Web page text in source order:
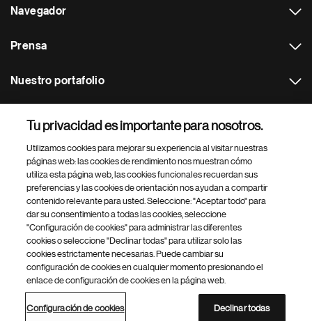
Navegador
Prensa
Nuestro portafolio
Footer Site Search
inferior
del
© 2026 Novartis AG
Política de privacidad Términos de uso
Accesibilidad
Configuración de cookies
Mapa del sitio
Tu privacidad es importante para nosotros.
Utilizamos cookies para mejorar su experiencia al visitar nuestras
páginas web: las cookies de rendimiento nos muestran cómo
utiliza esta página web, las cookies funcionales recuerdan sus
preferencias y las cookies de orientación nos ayudan a compartir
contenido relevante para usted. Seleccione: "Aceptar todo" para
dar su consentimiento a todas las cookies, seleccione
"Configuración de cookies" para administrar las diferentes
cookies o seleccione "Declinar todas" para utilizar solo las
cookies estrictamente necesarias. Puede cambiar su
configuración de cookies en cualquier momento presionando el
enlace de configuración de cookies en la página web.
Configuración de cookies Declinar todas